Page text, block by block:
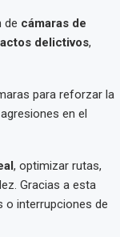
de cámaras de
delictivos,
para reforzar la
en el
, optimizar rutas,
Gracias a esta
o interrupciones de